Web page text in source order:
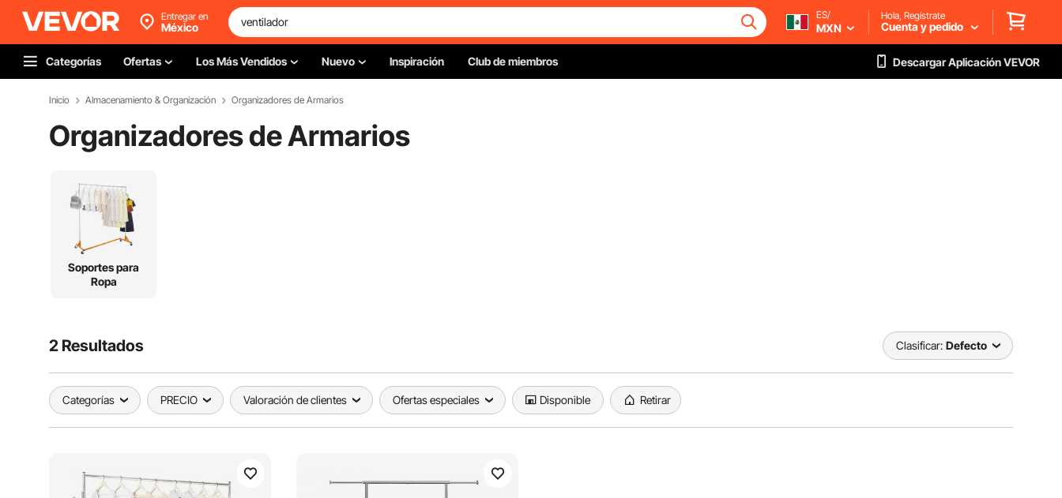
Entregar en
México
ES/
MXN
Hola, Regístrate
Cuenta y pedido
Categorías Ofertas Los Más Vendidos Nuevo Inspiración Club de miembros Descargar Aplicación VEVOR
Inicio Almacenamiento & Organización Organizadores de Armarios
Organizadores de Armarios
Soportes para
Ropa
2 Resultados Clasificar: Defecto
Categorías PRECIO Valoración de clientes Ofertas especiales Disponible Retirar